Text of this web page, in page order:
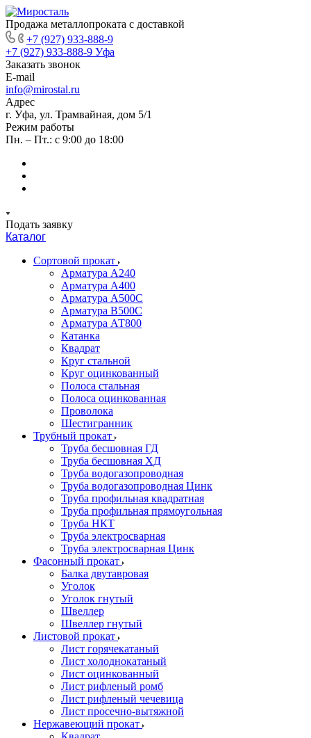
Продажа металлопроката с доставкой
+7 (927) 933-888-9
+7 (927) 933-888-9 Уфа
Заказать звонок
E-mail
info@mirostal.ru
Адрес
г. Уфа, ул. Трамвайная, дом 5/1
Режим работы
Пн. – Пт.: с 9:00 до 18:00
Подать заявку
Каталог
Сортовой прокат
Арматура А240
Арматура А400
Арматура А500C
Арматура В500С
Арматура АТ800
Катанка
Квадрат
Круг стальной
Круг оцинкованный
Полоса стальная
Полоса оцинкованная
Проволока
Шестигранник
Трубный прокат
Труба бесшовная ГД
Труба бесшовная ХД
Труба водогазопроводная
Труба водогазопроводная Цинк
Труба профильная квадратная
Труба профильная прямоугольная
Труба НКТ
Труба электросварная
Труба электросварная Цинк
Фасонный прокат
Балка двутавровая
Уголок
Уголок гнутый
Швеллер
Швеллер гнутый
Листовой прокат
Лист горячекатаный
Лист холоднокатаный
Лист оцинкованный
Лист рифленый ромб
Лист рифленый чечевица
Лист просечно-вытяжной
Нержавеющий прокат